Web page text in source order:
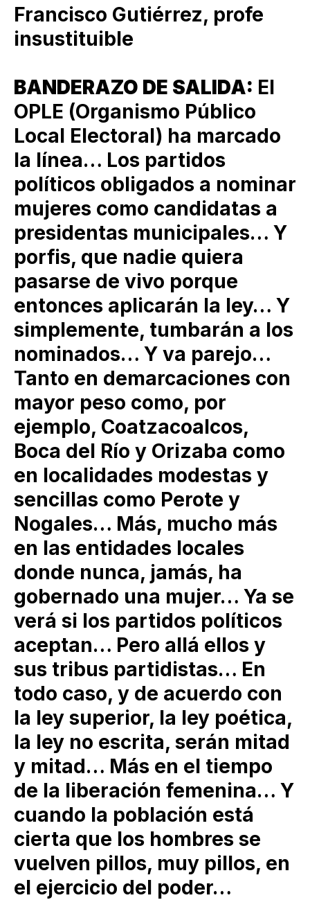
Francisco Gutiérrez, profe
insustituible
BANDERAZO DE SALIDA: El
OPLE (Organismo Público
Local Electoral) ha marcado
la línea… Los partidos
políticos obligados a nominar
mujeres como candidatas a
presidentas municipales… Y
porfis, que nadie quiera
pasarse de vivo porque
entonces aplicarán la ley… Y
simplemente, tumbarán a los
nominados… Y va parejo…
Tanto en demarcaciones con
mayor peso como, por
ejemplo, Coatzacoalcos,
Boca del Río y Orizaba como
en localidades modestas y
sencillas como Perote y
Nogales… Más, mucho más
en las entidades locales
donde nunca, jamás, ha
gobernado una mujer… Ya se
verá si los partidos políticos
aceptan… Pero allá ellos y
sus tribus partidistas… En
todo caso, y de acuerdo con
la ley superior, la ley poética,
la ley no escrita, serán mitad
y mitad… Más en el tiempo
de la liberación femenina… Y
cuando la población está
cierta que los hombres se
vuelven pillos, muy pillos, en
el ejercicio del poder…